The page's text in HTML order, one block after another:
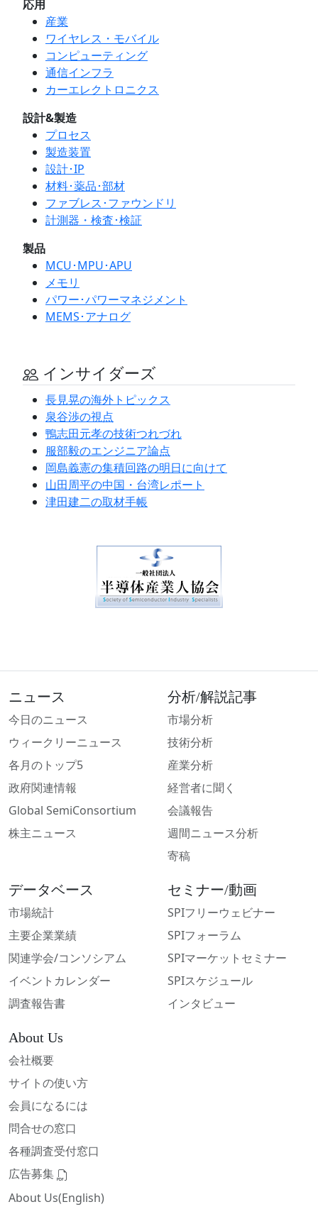
応用
産業
ワイヤレス・モバイル
コンピューティング
通信インフラ
カーエレクトロニクス
設計&製造
プロセス
製造装置
設計･IP
材料･薬品･部材
ファブレス･ファウンドリ
計測器・検査･検証
製品
MCU･MPU･APU
メモリ
パワー･パワーマネジメント
MEMS･アナログ
インサイダーズ
長見晃の海外トピックス
泉谷渉の視点
鴨志田元孝の技術つれづれ
服部毅のエンジニア論点
岡島義憲の集積回路の明日に向けて
山田周平の中国・台湾レポート
津田建二の取材手帳
ニュース
今日のニュース
ウィークリーニュース
各月のトップ5
政府関連情報
Global SemiConsortium
株主ニュース
分析/解説記事
市場分析
技術分析
産業分析
経営者に聞く
会議報告
週間ニュース分析
寄稿
データベース
市場統計
主要企業業績
関連学会/コンソシアム
イベントカレンダー
調査報告書
セミナー/動画
SPIフリーウェビナー
SPIフォーラム
SPIマーケットセミナー
SPIスケジュール
インタビュー
About Us
会社概要
サイトの使い方
会員になるには
問合せの窓口
各種調査受付窓口
広告募集
About Us(English)